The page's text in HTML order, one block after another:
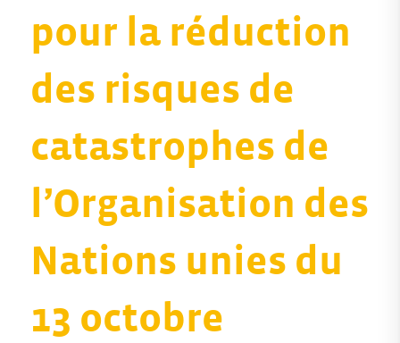
pour la réduction
des risques de
catastrophes de
l’Organisation des
Nations unies du
13 octobre